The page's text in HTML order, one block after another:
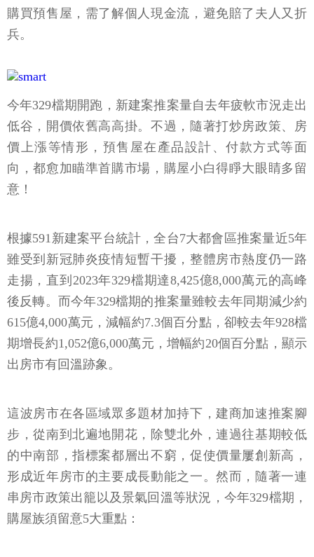
購買預售屋，需了解個人現金流，避免賠了夫人又折
兵。
今年329檔期開跑，新建案推案量自去年疲軟市況走出
低谷，開價依舊高高掛。不過，隨著打炒房政策、房
價上漲等情形，預售屋在產品設計、付款方式等面
向，都愈加瞄準首購市場，購屋小白得睜大眼睛多留
意！
根據591新建案平台統計，全台7大都會區推案量近5年
雖受到新冠肺炎疫情短暫干擾，整體房市熱度仍一路
走揚，直到2023年329檔期達8,425億8,000萬元的高峰
後反轉。而今年329檔期的推案量雖較去年同期減少約
615億4,000萬元，減幅約7.3個百分點，卻較去年928檔
期增長約1,052億6,000萬元，增幅約20個百分點，顯示
出房市有回溫跡象。
這波房市在各區域眾多題材加持下，建商加速推案腳
步，從南到北遍地開花，除雙北外，連過往基期較低
的中南部，指標案都層出不窮，促使價量屢創新高，
形成近年房市的主要成長動能之一。然而，隨著一連
串房市政策出籠以及景氣回溫等狀況，今年329檔期，
購屋族須留意5大重點：